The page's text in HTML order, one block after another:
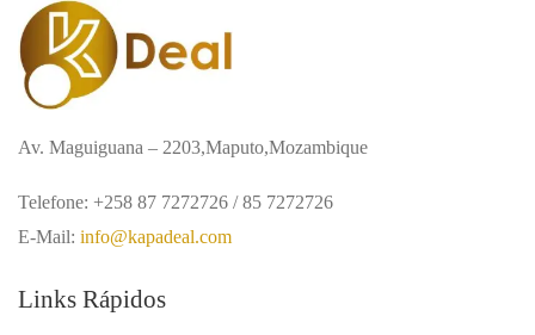
Av. Maguiguana – 2203,Maputo,Mozambique
Telefone: +258 87 7272726 / 85 7272726
E-Mail: info@kapadeal.com
Links Rápidos